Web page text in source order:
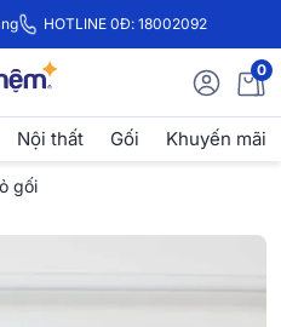
HOTLINE 0Đ: 18002092
0
Nội thất Gối Khuyến mãi
gối